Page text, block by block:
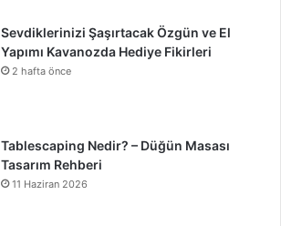
Sevdiklerinizi Şaşırtacak Özgün ve El
Yapımı Kavanozda Hediye Fikirleri
2 hafta önce
Tablescaping Nedir? – Düğün Masası
Tasarım Rehberi
11 Haziran 2026